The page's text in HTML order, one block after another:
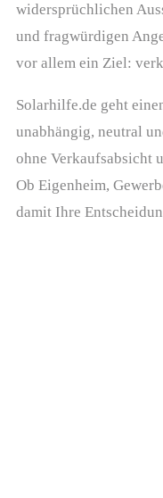
widersprüchlichen
und fragwürdigen
vor allem ein Ziel:
Solarhilfe.de geht
unabhängig, neutral
ohne Verkaufsabsicht
Ob Eigenheim,
damit Ihre